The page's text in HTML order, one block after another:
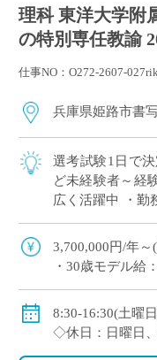
理科 東洋大学附
の特別専任教諭
仕事NO：O272-2607-
兵庫県姫路市書写
選考試験1日で
ど未経験者～経
広く活躍中 ・勤
流にも注力 ※
3,700,000円/年
・30歳モデル給
※上記以外に補
試手当、クラブ
8:30-16:30(土曜
◇休日：日曜日